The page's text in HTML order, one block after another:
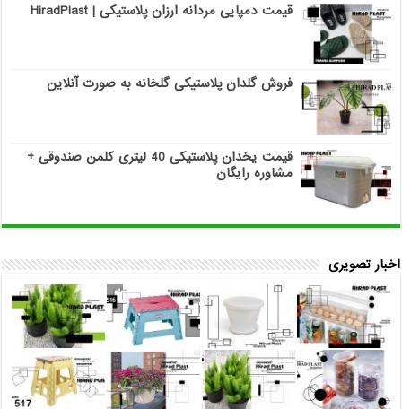
قیمت دمپایی مردانه ارزان پلاستیکی | HiradPlast
فروش گلدان پلاستیکی گلخانه به صورت آنلاین
قیمت یخدان پلاستیکی 40 لیتری کلمن صندوقی +
مشاوره رایگان
اخبار تصویری